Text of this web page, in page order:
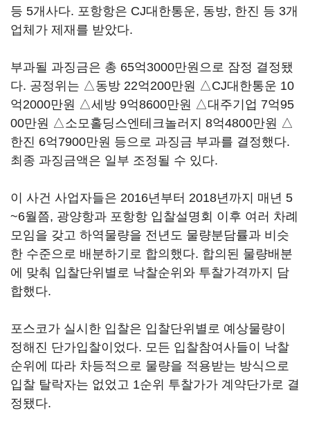
등 5개사다. 포항항은 CJ대한통운, 동방, 한진 등 3개
업체가 제재를 받았다.
부과될 과징금은 총 65억3000만원으로 잠정 결정됐
다. 공정위는 △동방 22억200만원 △CJ대한통운 10
억2000만원 △세방 9억8600만원 △대주기업 7억95
00만원 △소모홀딩스엔테크놀러지 8억4800만원 △
한진 6억7900만원 등으로 과징금 부과를 결정했다.
최종 과징금액은 일부 조정될 수 있다.
이 사건 사업자들은 2016년부터 2018년까지 매년 5
~6월쯤, 광양항과 포항항 입찰설명회 이후 여러 차례
모임을 갖고 하역물량을 전년도 물량분담률과 비슷
한 수준으로 배분하기로 합의했다. 합의된 물량배분
에 맞춰 입찰단위별로 낙찰순위와 투찰가격까지 담
합했다.
포스코가 실시한 입찰은 입찰단위별로 예상물량이
정해진 단가입찰이었다. 모든 입찰참여사들이 낙찰
순위에 따라 차등적으로 물량을 적용받는 방식으로
입찰 탈락자는 없었고 1순위 투찰가가 계약단가로 결
정됐다.